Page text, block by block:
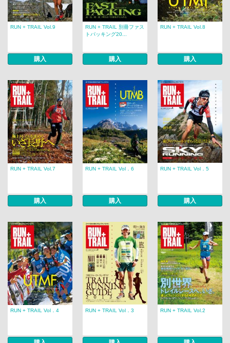
RUN + TRAIL Vol.9
購入
RUN + TRAIL 別冊ファス
トパッキング20...
購入
RUN + TRAIL Vol.8
購入
RUN + TRAIL Vol.7
購入
RUN + TRAIL Vol．6
購入
RUN + TRAIL Vol．5
購入
RUN + TRAIL Vol．4 RUN + TRAIL Vol．3 RUN + TRAIL Vol.2